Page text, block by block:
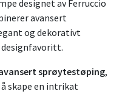
designet av Ferruccio
avansert
og dekorativt
sprøytestøping,
skape en intrikat